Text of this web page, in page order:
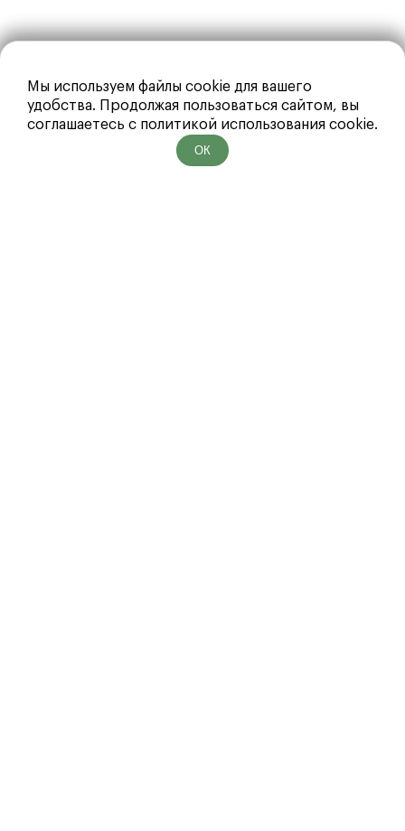
Мы используем файлы cookie для вашего
удобства. Продолжая пользоваться сайтом, вы
соглашаетесь с политикой использования cookie.
ОК